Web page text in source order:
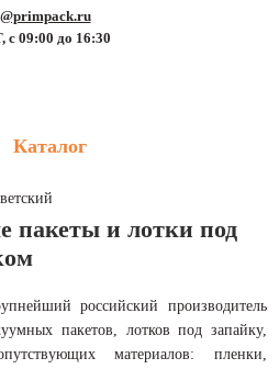
Каталог
пакеты и лотки под
российский производитель
пакетов, лотков под запайку,
материалов: пленки,
09:00 до 16:30